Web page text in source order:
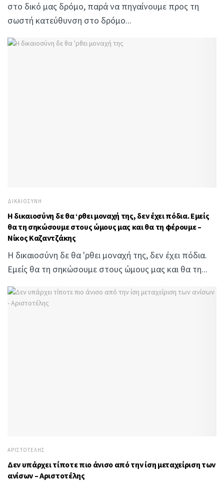
στο δικό μας δρόμο, παρά να πηγαίνουμε προς τη
σωστή κατεύθυνση στο δρόμο...
ΔΙΚΑΙΟΣΎΝΗ
Η δικαιοσύνη δε θα ‘ρθει μοναχή της, δεν έχει πόδια. Εμείς
θα τη σηκώσουμε στους ώμους μας και θα τη φέρουμε –
Νίκος Καζαντζάκης
Η δικαιοσύνη δε θα 'ρθει μοναχή της, δεν έχει πόδια.
Εμείς θα τη σηκώσουμε στους ώμους μας και θα τη...
ΑΡΙΣΤΟΤΈΛΗΣ
Δεν υπάρχει τίποτε πιο άνισο από την ίση μεταχείριση των
ανίσων – Αριστοτέλης